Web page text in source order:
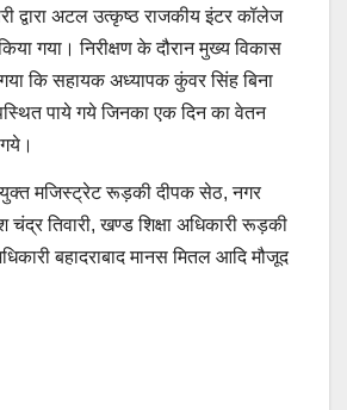
द्वारा अटल उत्कृष्ठ राजकीय इंटर कॉलेज
गया। निरीक्षण के दौरान मुख्य विकास
गया कि सहायक अध्यापक कुंवर सिंह बिना
पाये गये जिनका एक दिन का वेतन
मजिस्ट्रेट रूड़की दीपक सेठ, नगर
तिवारी, खण्ड शिक्षा अधिकारी रूड़की
बहादराबाद मानस मितल आदि मौजूद